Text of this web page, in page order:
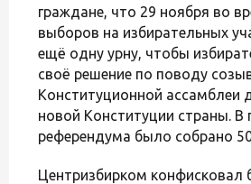
граждане, что 29 ноября во
выборов на избирательных
ещё одну урну, чтобы
своё решение по поводу
Конституционной ассамблеи
новой Конституции страны. В
референдума было собрано
Центризбирком конфисковал